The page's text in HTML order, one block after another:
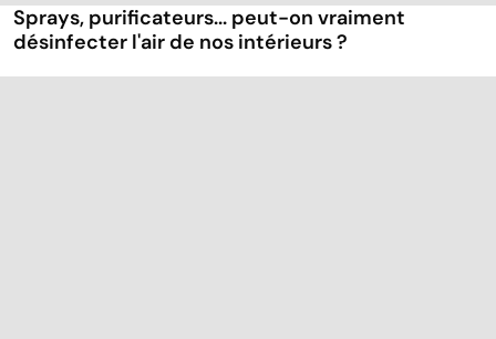
Sprays, purificateurs... peut-on vraiment
désinfecter l'air de nos intérieurs ?